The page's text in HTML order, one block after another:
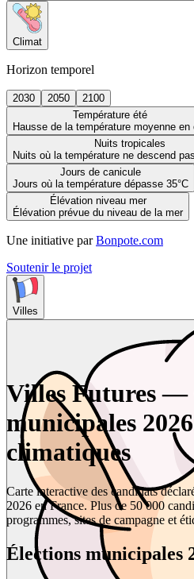
Climat
Horizon temporel
2030 2050
2100
Température été
Hausse de la température moyenne en
Nuits tropicales
Nuits où la température ne descend
Jours de canicule
Jours où la température dépasse 35°C
Élévation niveau mer
Élévation prévue du niveau de la mer
Une initiative par Bonpote.com
Soutenir le projet
Villes
Villes Futures —
municipales
climatiques
Carte interactive des candidats
2026 en France. Plus de 50 000
programmes, sites de campagne et
Élections municipales